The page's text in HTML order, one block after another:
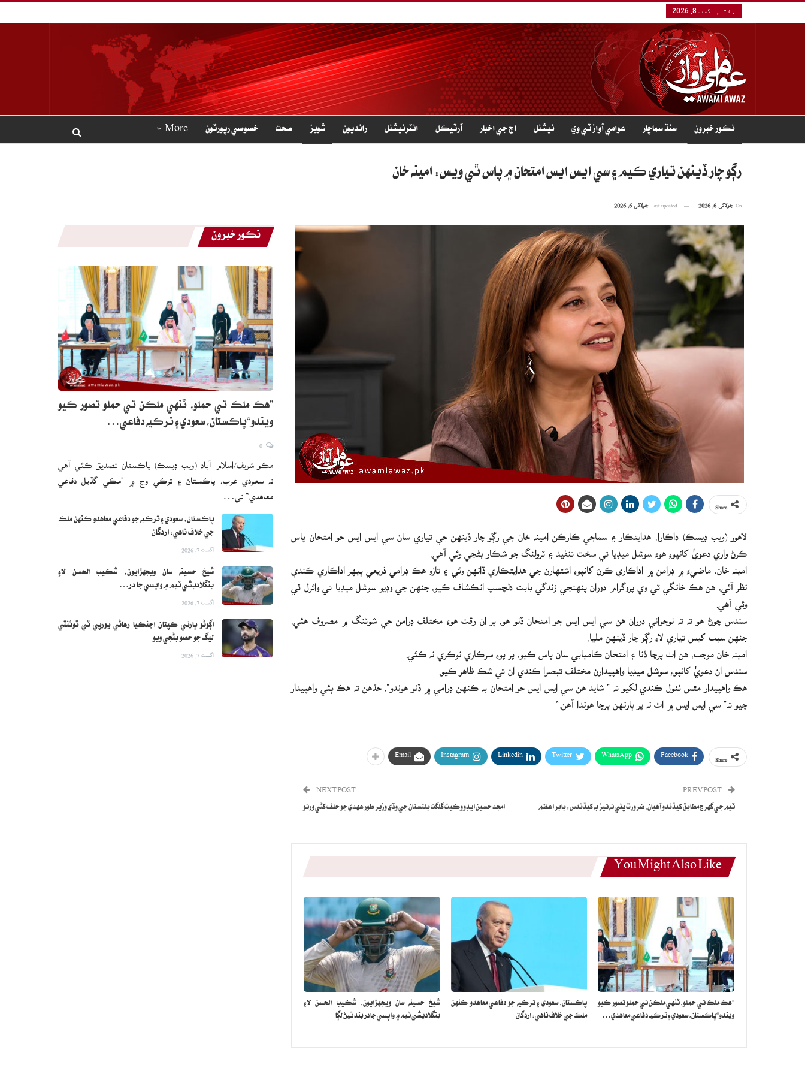
ہفتہ, اگست 8, 2026
نڪور خبرون سنڌ سماچار عوامي آواز ٽي وي نيشنل اڄ جي اخبار آرٽيڪل انٽرنيشنل رانديون شوبز صحت خصوصي رپورٽون More
رڳو چار ڏينهن تياري ڪيم ۽ سي ايس ايس امتحان ۾ پاس ٿي ويس: امينه خان
جولائی 6, 2026 جولائی 6, 2026
لاهور (ويب ڊيسڪ) داڪارا، هدايتڪار ۽ سماجي ڪارڪن امينه خان جي رڳو چار ڏينهن جي تياري سان سي ايس ايس جو امتحان پاس
ڪرڻ واري دعويٰ کانپوءِ هوءَ سوشل ميڊيا تي سخت تنقيد ۽ ٽرولنگ جو شڪار بڻجي وئي آهي.
امينه خان، ماضيءَ ۾ ڊرامن ۾ اداڪاري ڪرڻ کانپوءِ اشتهارن جي هدايتڪاري ڏانهن وئي ۽ تازو هڪ ڊرامي ذريعي ٻيهر اداڪاري ڪندي
نظر آئي، هن هڪ خانگي ٽي وي پروگرام دوران پنهنجي زندگي بابت دلچسپ انڪشاف ڪيو، جنهن جي وڊيو سوشل ميڊيا تي وائرل ٿي
وئي آهي.
سندس چوڻ هو ته ته نوجواني دوران هن سي ايس ايس جو امتحان ڏنو هو، پر ان وقت هوءَ مختلف ڊرامن جي شوٽنگ ۾ مصروف هئي،
جنهن سبب کيس تياري لاءِ رڳو چار ڏينهن مليا.
امينه خان موجب، هن اٺ پرچا ڏنا ۽ امتحان ڪاميابي سان پاس ڪيو، پر پوءِ سرڪاري نوڪري نه ڪئي.
سندس ان دعويٰ کانپوءِ سوشل ميڊيا واهپيدارن مختلف تبصرا ڪندي ان تي شڪ ظاهر ڪيو.
هڪ واهپيدار مٿس ٺٺول ڪندي لکيو ته ” شايد هن سي ايس ايس جو امتحان به ڪنهن ڊرامي ۾ ڏنو هوندو“، جڏهن ته هڪ ٻئي واهپيدار
چيو ته” سي ايس ايس ۾ اٺ نه پر ٻارنهن پرچا هوندا آهن.“
Facebook
WhatsApp
Twitter
Linkedin
Instagram
Email
ٽيم جي گهرج مطابق کيڏندو آهيان، ضرورت پئي ته تيز به کيڏندس: بابر اعظم
NEXT POST
امجد حسين ايڊووڪيٽ گلگت بلتستان جي وڏي وزير طور عهدي جو حلف کڻي ورتو
You Might Also Like
”هڪ ملڪ تي حملو، ٽنهي ملڪن تي حملو تصور ڪيو
ويندو“پاڪستان، سعودي ۽ ترڪيه دفاعي معاهدي…
پاڪستان، سعودي ۽ ترڪيه جو دفاعي معاهدو ڪنهن
ملڪ جي خلاف ناهي: اردگان
شيخ حسينه سان ويجهڙايون، شڪيب الحسن لاءِ
بنگلاديشي ٽيم ۾ واپسي جا در بند ٿيڻ لڳا
نڪور خبرون
”هڪ ملڪ تي حملو، ٽنهي ملڪن تي حملو تصور ڪيو
ويندو“پاڪستان، سعودي ۽ ترڪيه دفاعي…
مڪو شريف/اسلام آباد (ويب ڊيسڪ) پاڪستان تصديق ڪئي آهي
ته سعودي عرب، پاڪستان ۽ ترڪي وچ ۾ ”مڪي گڏيل دفاعي
معاهدي“ تي…
پاڪستان، سعودي ۽ ترڪيه جو دفاعي معاهدو ڪنهن ملڪ
جي خلاف ناهي: اردگان
اگست 7, 2026
شيخ حسينه سان ويجهڙايون، شڪيب الحسن لاءِ
بنگلاديشي ٽيم ۾ واپسي جا در…
اگست 7, 2026
اڳوڻو ڀارتي ڪپتان اجنڪيا رهاڻي يورپي ٽي ٽوئنٽي
ليگ جو حصو بڻجي ويو
اگست 7, 2026